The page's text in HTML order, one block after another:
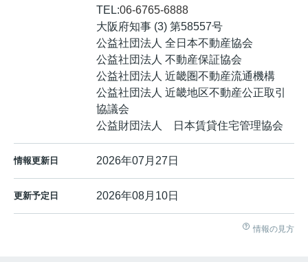
TEL:06-6765-6888
大阪府知事 (3) 第58557号
公益社団法人 全日本不動産協会
公益社団法人 不動産保証協会
公益社団法人 近畿圏不動産流通機構
公益社団法人 近畿地区不動産公正取引
協議会
公益財団法人 日本賃貸住宅管理協会
情報更新日 2026年07月27日
更新予定日 2026年08月10日
情報の見方